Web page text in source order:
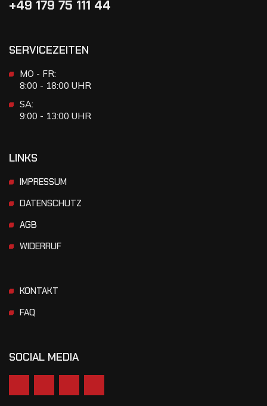
+49 179 75 111 44
SERVICEZEITEN
MO - FR:
8:00 - 18:00 UHR
SA:
9:00 - 13:00 UHR
LINKS
IMPRESSUM
DATENSCHUTZ
AGB
WIDERRUF
KONTAKT
FAQ
SOCIAL MEDIA